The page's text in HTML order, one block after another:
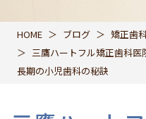
HOME ブログ
矯正歯
三鷹ハートフル矯正歯科
長期の小児歯科の秘訣